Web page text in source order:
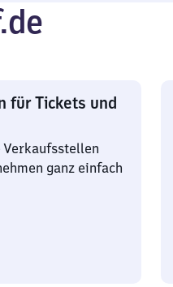
für Tickets und
ganz einfach